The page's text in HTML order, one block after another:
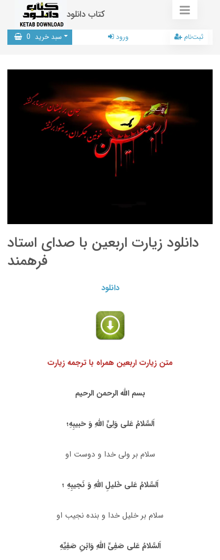
کتاب دانلود
سبد خرید 0 ورود ثبت‌نام
دانلود زیارت اربعین با صدای استاد
فرهمند
دانلود
متن زیارت اربعین همراه با ترجمه زیارت
بسم الله الرحمن الرحیم
اَلسَّلامُ عَلى وَلِىِّ اللَّهِ وَ حَبیبِهِ؛
سلام بر ولى خدا و دوست او
اَلسَّلامُ عَلى خَلیلِ اللَّهِ وَ نَجیبِهِ ؛
سلام بر خلیل خدا و بنده نجیب او
اَلسَّلامُ عَلى صَفِىِّ اللَّهِ وَابْنِ صَفِیِّهِ